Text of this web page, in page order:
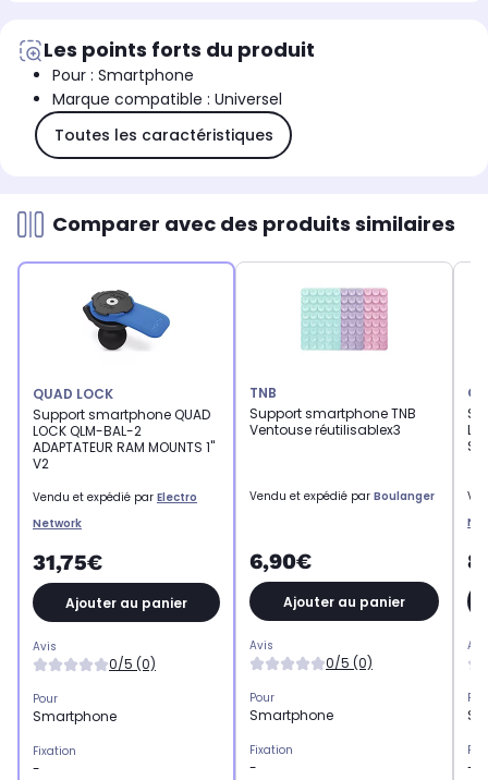
Les points forts du produit
Pour : Smartphone
Marque compatible : Universel
Toutes les caractéristiques
Comparer avec des produits similaires
QUAD LOCK
Support smartphone QUAD
LOCK QLM-BAL-2
ADAPTATEUR RAM MOUNTS 1"
V2
Vendu et expédié par Electro
Network
31,75€
Ajouter au panier
Avis
0/5 (0)
Pour
Smartphone
Fixation
-
TNB
Support smartphone TNB
Ventouse réutilisablex3
Vendu et expédié par Boulanger
6,90€
Ajouter au panier
Avis
0/5 (0)
Pour
Smartphone
Fixation
- -